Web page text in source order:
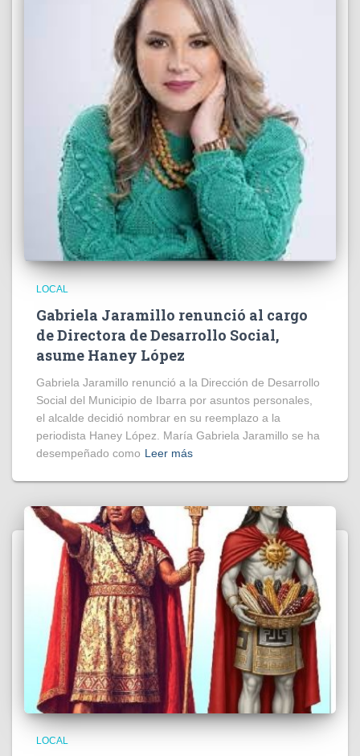
LOCAL
Gabriela Jaramillo renunció al cargo
de Directora de Desarrollo Social,
asume Haney López
Gabriela Jaramillo renunció a la Dirección de Desarrollo
Social del Municipio de Ibarra por asuntos personales,
el alcalde decidió nombrar en su reemplazo a la
periodista Haney López. María Gabriela Jaramillo se ha
desempeñado como Leer más
LOCAL